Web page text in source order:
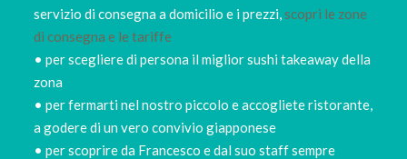
servizio di consegna a domicilio e i prezzi,scopri le zone
di consegna e le tariffe
• per scegliere di persona il miglior sushi takeaway della
zona
• per fermarti nel nostro piccolo e accogliete ristorante,
a godere di un vero convivio giapponese
• per scoprire da Francesco e dal suo staff sempre